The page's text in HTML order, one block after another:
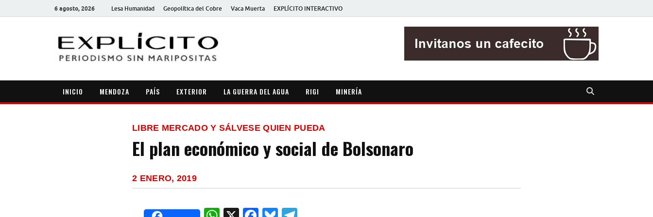
6 agosto, 2026 Lesa Humanidad Geopolítica del Cobre Vaca Muerta EXPLÍCITO INTERACTIVO
INICIO MENDOZA PAÍS EXTERIOR LA GUERRA DEL AGUA RIGI MINERÍA
LIBRE MERCADO Y SÁLVESE QUIEN PUEDA
El plan económico y social de Bolsonaro
2 ENERO, 2019